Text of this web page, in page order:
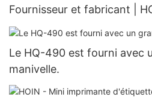
Fournisseur et fabricant |
Le HQ-490 est fourni avec
manivelle.